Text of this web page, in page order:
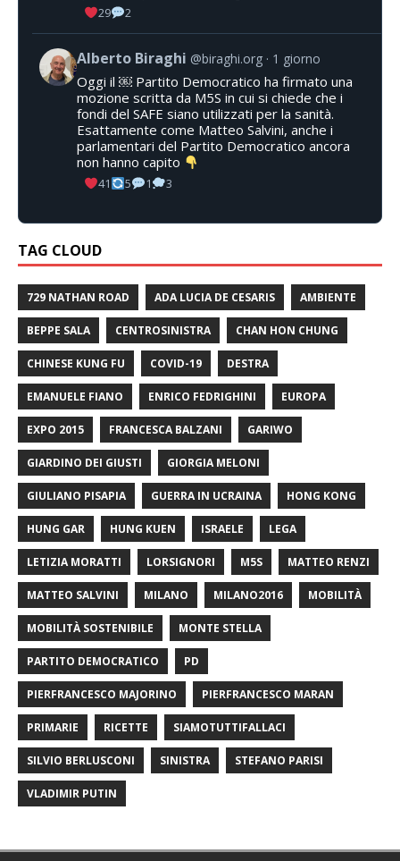
29 2
Alberto Biraghi @biraghi.org 1 giorno
Oggi il ￼ Partito Democratico ha firmato una
mozione scritta da M5S in cui si chiede che i
fondi del SAFE siano utilizzati per la sanità.
Esattamente come Matteo Salvini, anche i
parlamentari del Partito Democratico ancora
non hanno capito
41 5 1 3
TAG CLOUD
729 NATHAN ROAD ADA LUCIA DE CESARIS AMBIENTE
BEPPE SALA CENTROSINISTRA CHAN HON CHUNG
CHINESE KUNG FU COVID-19 DESTRA
EMANUELE FIANO ENRICO FEDRIGHINI EUROPA
EXPO 2015 FRANCESCA BALZANI GARIWO
GIARDINO DEI GIUSTI GIORGIA MELONI
GIULIANO PISAPIA GUERRA IN UCRAINA HONG KONG
HUNG GAR HUNG KUEN ISRAELE LEGA
LETIZIA MORATTI LORSIGNORI M5S MATTEO RENZI
MATTEO SALVINI MILANO MILANO2016 MOBILITÀ
MOBILITÀ SOSTENIBILE MONTE STELLA
PARTITO DEMOCRATICO PD
PIERFRANCESCO MAJORINO PIERFRANCESCO MARAN
PRIMARIE RICETTE SIAMOTUTTIFALLACI
SILVIO BERLUSCONI SINISTRA STEFANO PARISI
VLADIMIR PUTIN